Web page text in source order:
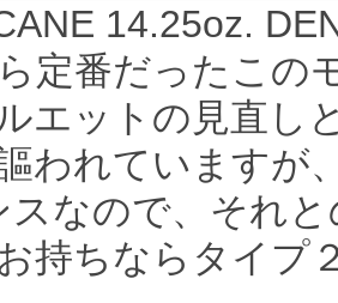
14.25oz.
定番だったこの
エットの見直し
われていますが
スなので、それ
持ちならタイプ